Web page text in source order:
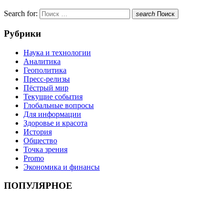
Search for: search Поиск
Рубрики
Наука и технологии
Аналитика
Геополитика
Пресс-релизы
Пёстрый мир
Текущие события
Глобальные вопросы
Для информации
Здоровье и красота
История
Общество
Точка зрения
Promo
Экономика и финансы
ПОПУЛЯРНОЕ